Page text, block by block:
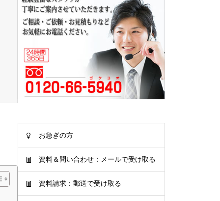
お急ぎの方
資料＆問い合わせ：メールで受け取る
資料請求：郵送で受け取る